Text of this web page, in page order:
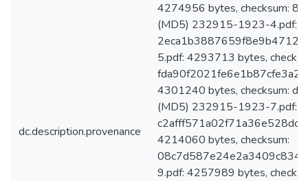
dc.description.provenance
4274956 bytes, checksum:
(MD5) 232915-1923-4.pdf:
5.pdf: 4293713 bytes,
4301240 bytes, checksum:
(MD5) 232915-1923-7.pdf:
4214060 bytes, checksum:
9.pdf: 4257989 bytes,